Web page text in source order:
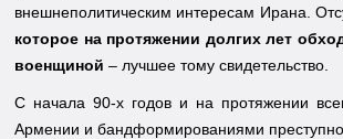
внешнеполитическим интересам Ирана.
которое на протяжении долгих лет
военщиной – лучшее тому свидетельство.
С начала 90-х годов и на протяжении
Армении и бандформированиями